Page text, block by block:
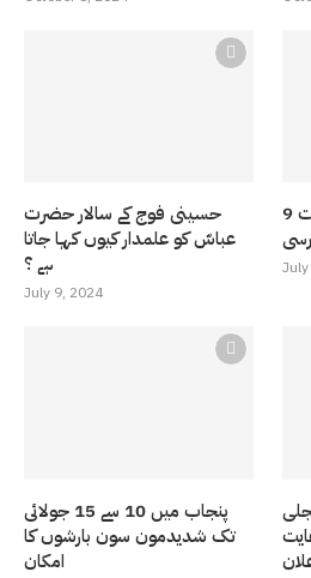
حسینی فوج کے سالار حضرت
عباسّ کو علمدار کیوں کہا جاتا
ہے ؟
July 9, 2024
9 جولائی 1967:مادر ملت
پنجاب میں 10 سے 15 جولائی
تک شدیدمون سون بارشوں کا
امکان
بجلی